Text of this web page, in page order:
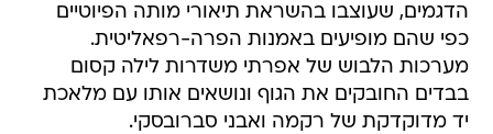
הדגמים, שעוצבו בהשראת תיאורי מותה הפיוטיים
כפי שהם מופיעים באמנות הפרה-רפאליטית.
מערכות הלבוש של אפרתי משדרות לילה קסום
בבדים החובקים את הגוף ונושאים אותו עם מלאכת
יד מדוקדקת של רקמה ואבני סברובסקי.